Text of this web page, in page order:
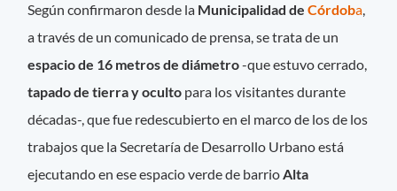
Según confirmaron desde la Municipalidad deCórdoba,
a través de un comunicado de prensa, se trata de un
espacio de 16 metros de diámetro-que estuvo cerrado,
tapado de tierra y oculto para los visitantes durante
décadas-, que fue redescubierto en el marco de los de los
trabajos que la Secretaría de Desarrollo Urbano está
ejecutando en ese espacio verde de barrioAlta